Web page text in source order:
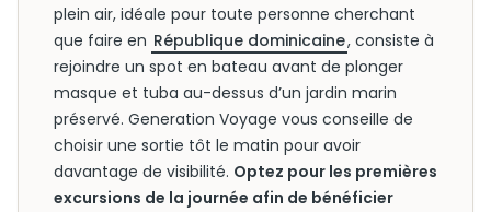
plein air, idéale pour toute personne cherchant
que faire en République dominicaine, consiste à
rejoindre un spot en bateau avant de plonger
masque et tuba au-dessus d’un jardin marin
préservé. Generation Voyage vous conseille de
choisir une sortie tôt le matin pour avoir
davantage de visibilité. Optez pour les premières
excursions de la journée afin de bénéficier